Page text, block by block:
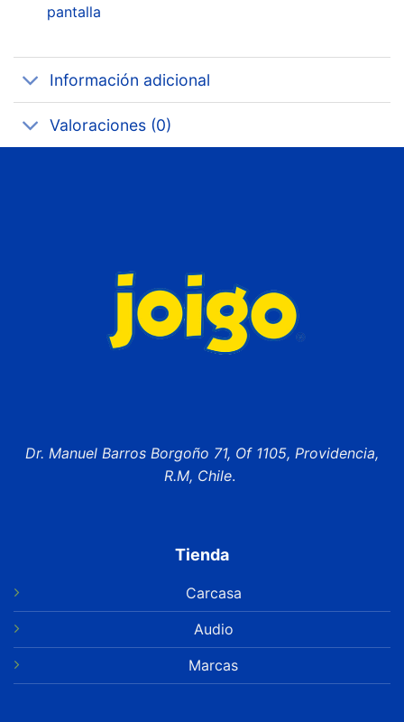
pantalla
Información adicional
Valoraciones (0)
Dr. Manuel Barros Borgoño 71, Of 1105, Providencia,
R.M, Chile.
Tienda
Carcasa
Audio
Marcas